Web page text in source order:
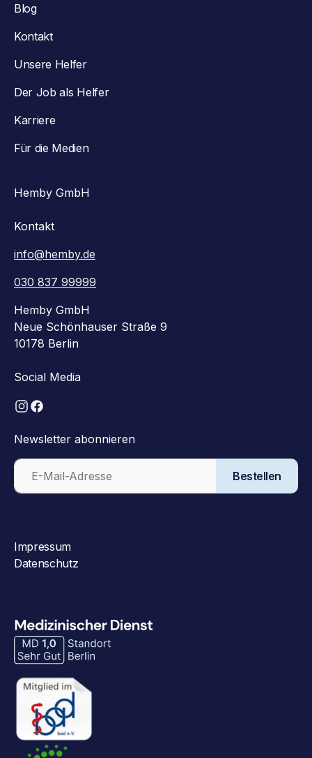
Blog
Kontakt
Unsere Helfer
Der Job als Helfer
Karriere
Für die Medien
Hemby GmbH
Kontakt
info@hemby.de
030 837 99999
Hemby GmbH
Neue Schönhauser Straße 9
10178 Berlin
Social Media
Newsletter abonnieren
Bestellen
Impressum
Datenschutz